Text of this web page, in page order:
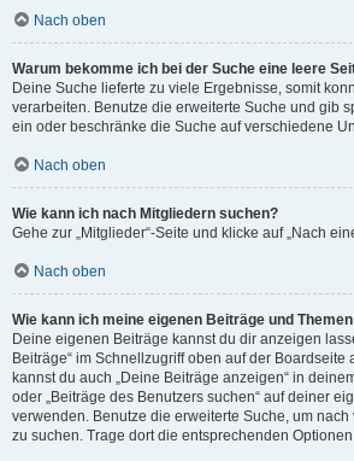
Nach oben
Warum bekomme ich bei der Suche eine leere
Deine Suche lieferte zu viele Ergebnisse, somit
verarbeiten. Benutze die erweiterte Suche und gib
ein oder beschränke die Suche auf verschiedene
Nach oben
Wie kann ich nach Mitgliedern suchen?
Gehe zur „Mitglieder“-Seite und klicke auf „Nach
Nach oben
Wie kann ich meine eigenen Beiträge und
Deine eigenen Beiträge kannst du dir anzeigen
Beiträge“ im Schnellzugriff oben auf der Boardseite
kannst du auch „Deine Beiträge anzeigen“ in
oder „Beiträge des Benutzers suchen“ auf deiner
verwenden. Benutze die erweiterte Suche, um
zu suchen. Trage dort die entsprechenden